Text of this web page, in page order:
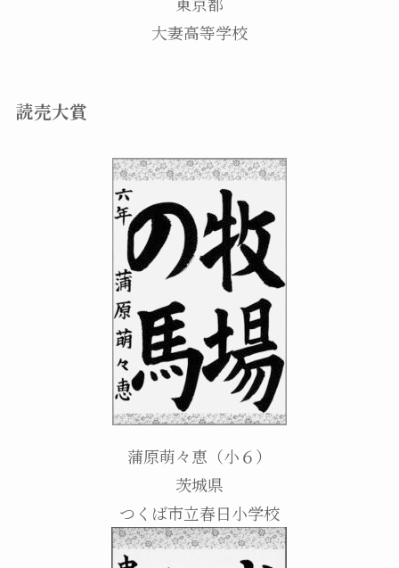
大妻高等学校
読売大賞
蒲原萌々恵（小６）
茨城県
つくば市立春日小学校